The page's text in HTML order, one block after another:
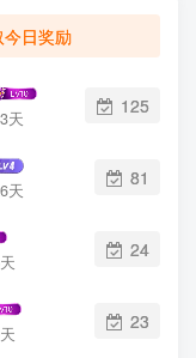
日奖励
天
125
天
81
24
23